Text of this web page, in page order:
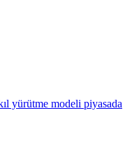
yürütme modeli piyasada